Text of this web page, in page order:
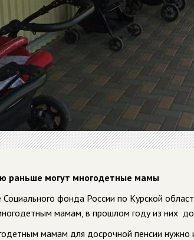
раньше могут многодетные мамы
фонда России по Курской
мамам, в прошлом году из них
мамам для досрочной пенсии